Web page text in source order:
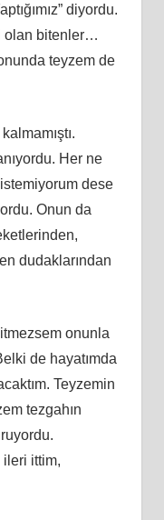
diyordu.
olan bitenler…
teyzem de
Her ne
dese
Onun da
dudaklarından
onunla
de hayatımda
Teyzemin
tezgahın
ileri ittim,